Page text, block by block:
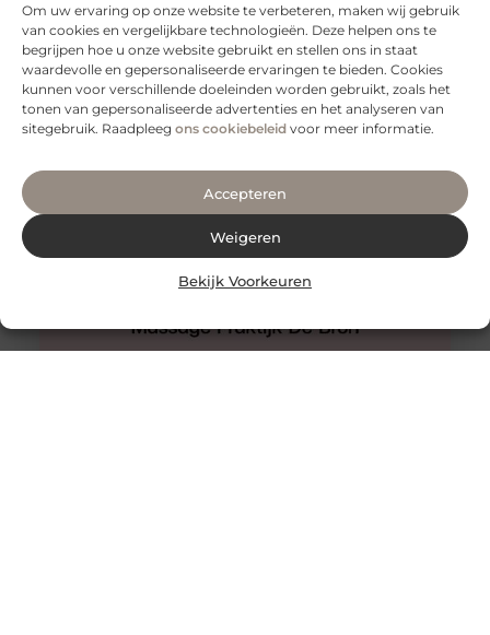
Om uw ervaring op onze website te verbeteren, maken wij gebruik
van cookies en vergelijkbare technologieën. Deze helpen ons te
begrijpen hoe u onze website gebruikt en stellen ons in staat
waardevolle en gepersonaliseerde ervaringen te bieden. Cookies
kunnen voor verschillende doeleinden worden gebruikt, zoals het
tonen van gepersonaliseerde advertenties en het analyseren van
sitegebruik. Raadpleeg ons cookiebeleid voor meer informatie.
Accepteren
Weigeren
Bekijk Voorkeuren
Slangenboor voor boren in hout
Een slangenboor is een gereedschap dat wordt
gebruikt om gaten in hout te boren. Het is een
handgereedschap met een